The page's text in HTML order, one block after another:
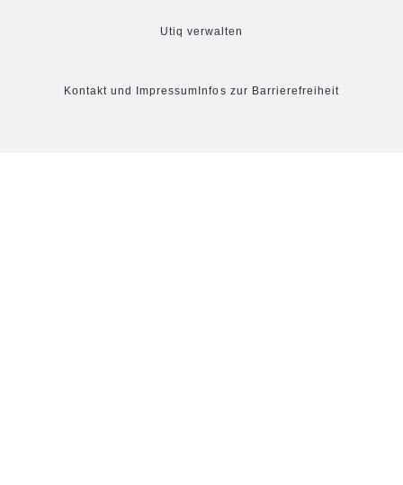
Utiq verwalten
Kontakt und Impressum Infos zur Barrierefreiheit